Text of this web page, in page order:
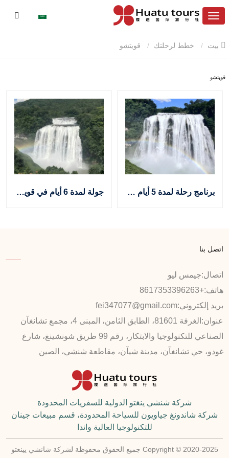
خطط لرحلتك
قويتشو
جولة لمدة 6 أيام في قويتشو مناسبة للمسلمين: تناول الطعام الحلال، والاستجمام، واحترام الثقافة في الصين برنامج رحلة لمدة 5 أيام في قويتشو: رحلات المشي لمسافات طويلة، الشلالات، وجولة ثقافية عرقية في الصين
اتصل بنا
اتصال:جيمس ليو
هاتف:+8617353396263
بريد إلكتروني:fei347077@gmail.com
عنوان:
الغرفة 81601، الطابق الثامن، المبنى 4، مجمع تشانغآن
الصناعي للتكنولوجيا والابتكار، رقم 99 طريق شونشينغ، شارع
غودو، حي تشانغآن، مدينة شيآن، مقاطعة شنشي، الصين
شركة شنشي ينغتو الدولية للسفريات المحدودة
شركة شاندونغ جياويون للسياحة المحدودة، قسم مبيعات جينان
للتكنولوجيا العالية واندا
Copyright © 2020-2025 جميع الحقوق محفوظة لشركة شانشي يينغتو